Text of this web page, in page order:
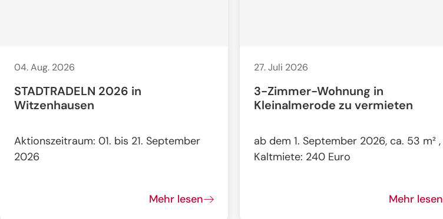
04. Aug. 2026
STADTRADELN 2026 in
Witzenhausen
Aktionszeitraum: 01. bis 21. September
2026
Mehr lesen
27. Juli 2026
3-Zimmer-Wohnung in
Kleinalmerode zu vermieten
ab dem 1. September 2026, ca. 53 m² ,
Kaltmiete: 240 Euro
Mehr lesen